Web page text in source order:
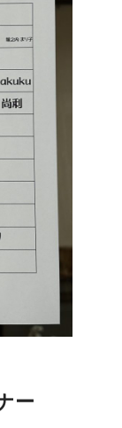
ー